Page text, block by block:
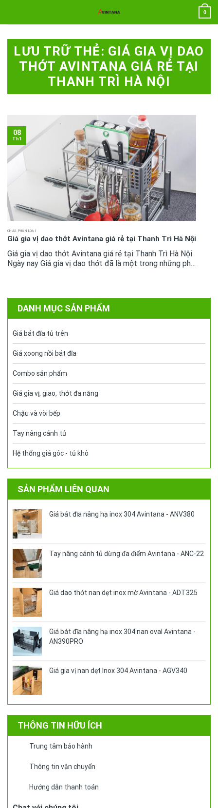
nội
0
LƯU TRỮ THẺ: GIÁ GIA VỊ DAO
THỚT AVINTANA GIÁ RẺ TẠI
THANH TRÌ HÀ NỘI
CHƯA PHÂN LOẠI
Giá gia vị dao thớt Avintana giá rẻ tại Thanh Trì Hà Nội
Giá gia vị dao thớt Avintana giá rẻ tại Thanh Trì Hà Nội
Ngày nay Giá gia vị dao thớt đã là một trong những phụ
08
Th1
DANH MỤC SẢN PHẨM
Giá bát đĩa tủ trên
Giá xoong nồi bát đĩa
Combo sản phẩm
Giá gia vị, giao, thớt đa năng
Chậu và vòi bếp
Tay nâng cánh tủ
Hệ thống giá góc - tủ khô
SẢN PHẨM LIÊN QUAN
Giá bát đĩa nâng hạ inox 304 Avintana - ANV380
Tay nâng cánh tủ dừng đa điểm Avintana - ANC-22
Giá dao thớt nan dẹt inox mờ Avintana - ADT325
Giá bát đĩa nâng hạ inox 304 nan oval Avintana -
AN390PRO
Giá gia vị nan dẹt Inox 304 Avintana - AGV340
THÔNG TIN HỮU ÍCH
Trung tâm bảo hành
Thông tin vận chuyển
Hướng dẫn thanh toán